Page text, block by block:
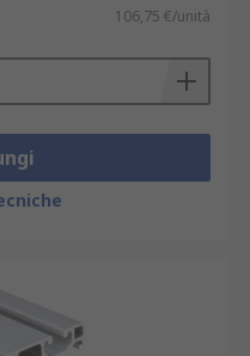
106,75 €/unità